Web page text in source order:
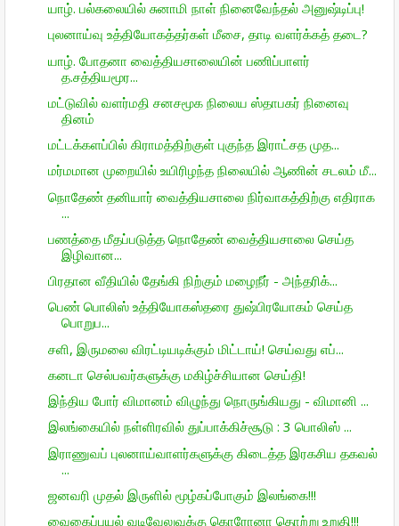
யாழ். பல்கலையில் சுனாமி நாள் நினைவேந்தல் அனுஷ்டிப்பு!
புலனாய்வு உத்தியோகத்தர்கள் மீசை, தாடி வளர்க்கத் தடை?
யாழ். போதனா வைத்தியசாலையின் பணிப்பாளர்
த.சத்தியமூர...
மட்டுவில் வளர்மதி சனசமூக நிலைய ஸ்தாபகர் நினைவு
தினம்
மட்டக்களப்பில் கிராமத்திற்குள் புகுந்த இராட்சத முத...
மர்மமான முறையில் உயிரிழந்த நிலையில் ஆணின் சடலம் மீ...
நொதேண் தனியார் வைத்தியசாலை நிர்வாகத்திற்கு எதிராக
...
பணத்தை மீதப்படுத்த நொதேண் வைத்தியசாலை செய்த
இழிவான...
பிரதான வீதியில் தேங்கி நிற்கும் மழைநீர் - அந்தரிக்...
பெண் பொலிஸ் உத்தியோகஸ்தரை துஷ்பிரயோகம் செய்த
பொறுப...
சளி, இருமலை விரட்டியடிக்கும் மிட்டாய்! செய்வது எப்...
கனடா செல்பவர்களுக்கு மகிழ்ச்சியான செய்தி!
இந்திய போர் விமானம் விழுந்து நொருங்கியது - விமானி ...
இலங்கையில் நள்ளிரவில் துப்பாக்கிச்சூடு : 3 பொலிஸ் ...
இராணுவப் புலனாய்வாளர்களுக்கு கிடைத்த இரகசிய தகவல்
...
ஜனவரி முதல் இருளில் மூழ்கப்போகும் இலங்கை!!!
வைகைப்புயல் வடிவேலுவுக்கு கொரோனா தொற்று உறுதி!!!